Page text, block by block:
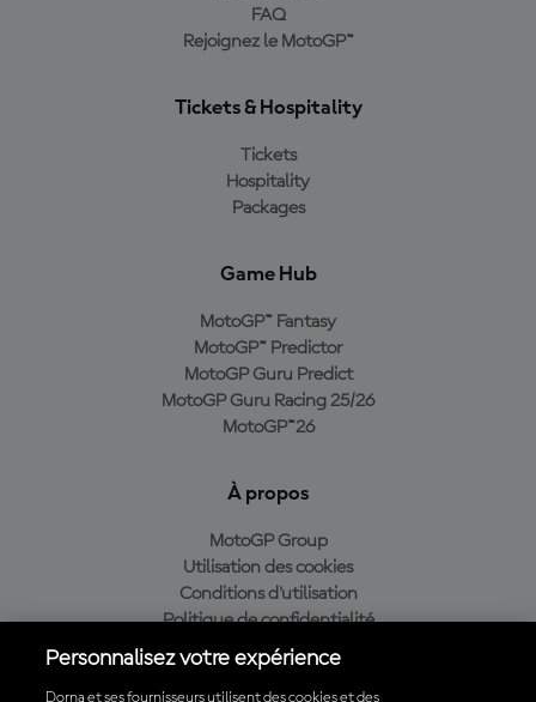
FAQ
Rejoignez le MotoGP™
Tickets & Hospitality
Tickets
Hospitality
Packages
Game Hub
MotoGP™ Fantasy
MotoGP™ Predictor
MotoGP Guru Predict
MotoGP Guru Racing 25/26
MotoGP™26
À propos
MotoGP Group
Utilisation des cookies
Conditions d'utilisation
Politique de confidentialité
Politique d’achat
Personnalisez votre expérience
Dorna et ses fournisseurs utilisent des cookies et des